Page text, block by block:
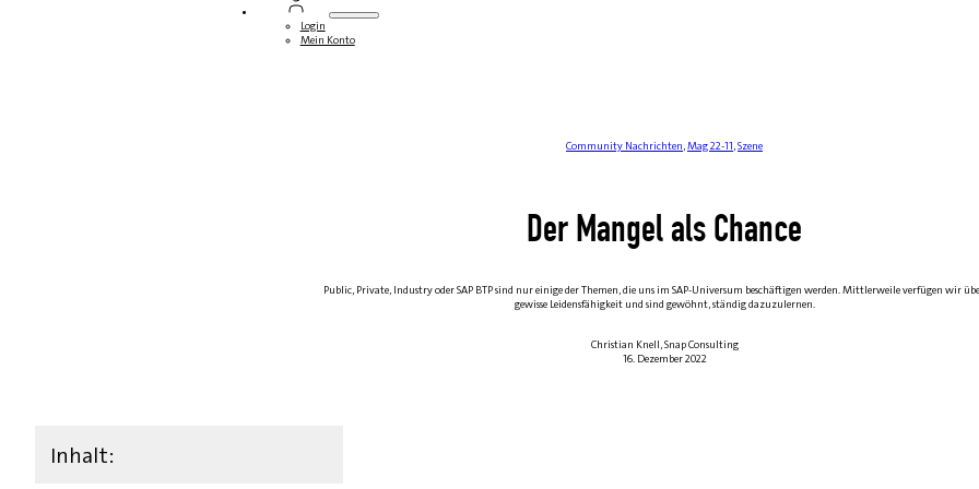
Login
Mein Konto
Community Nachrichten,Mag 22-11,Szene
Der Mangel als Chance
Public, Private, Industry oder SAP BTP sind nur einige der Themen, die uns im SAP-Universum beschäftigen werden. Mittlerweile verfügen wir
gewisse Leidensfähigkeit und sind gewöhnt, ständig dazuzulernen.
Christian Knell, Snap Consulting
16. Dezember 2022
Inhalt: